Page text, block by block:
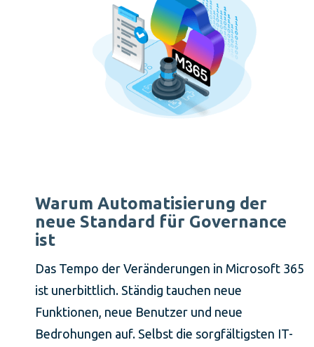
Warum Automatisierung der
neue Standard für Governance
ist
Das Tempo der Veränderungen in Microsoft 365
ist unerbittlich. Ständig tauchen neue
Funktionen, neue Benutzer und neue
Bedrohungen auf. Selbst die sorgfältigsten IT-